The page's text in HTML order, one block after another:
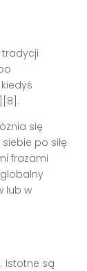
tradycji
się
po siłę
frazami
lub w
Istotne są